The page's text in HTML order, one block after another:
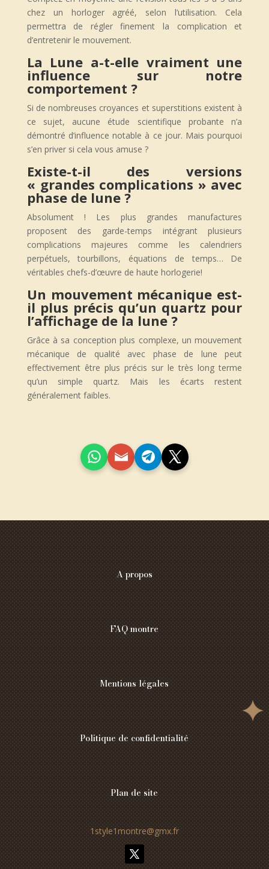
chez un horloger agréé, selon l’utilisation. Cela
permettra de régler finement la complication et
d’entretenir le mouvement.
La Lune a-t-elle vraiment une
influence sur notre
comportement ?
Si de nombreuses croyances et superstitions existent à
ce sujet, aucune étude scientifique probante n’a
démontré d’influence notable à ce jour. Mais pourquoi
s’en priver si cela vous amuse ?
Existe-t-il des versions
« grandes complications » avec
phase de lune ?
Absolument ! Les plus grandes manufactures
proposent des garde-temps intégrant plusieurs
complications majeures comme les calendriers
perpétuels, tourbillons, équations de temps… De
véritables chefs-d’œuvre de haute horlogerie!
Un mouvement mécanique est-
il plus précis qu’un quartz pour
l’affichage de la lune ?
Grâce à sa conception plus complexe, un mouvement
mécanique de qualité avec phase de lune peut
effectivement être plus précis sur le très long terme
qu’un simple quartz. Mais les écarts restent
généralement faibles.
A propos
FAQ montre
Mentions légales
Politique de confidentialité
Plan de site
1style1montre@gmx.fr